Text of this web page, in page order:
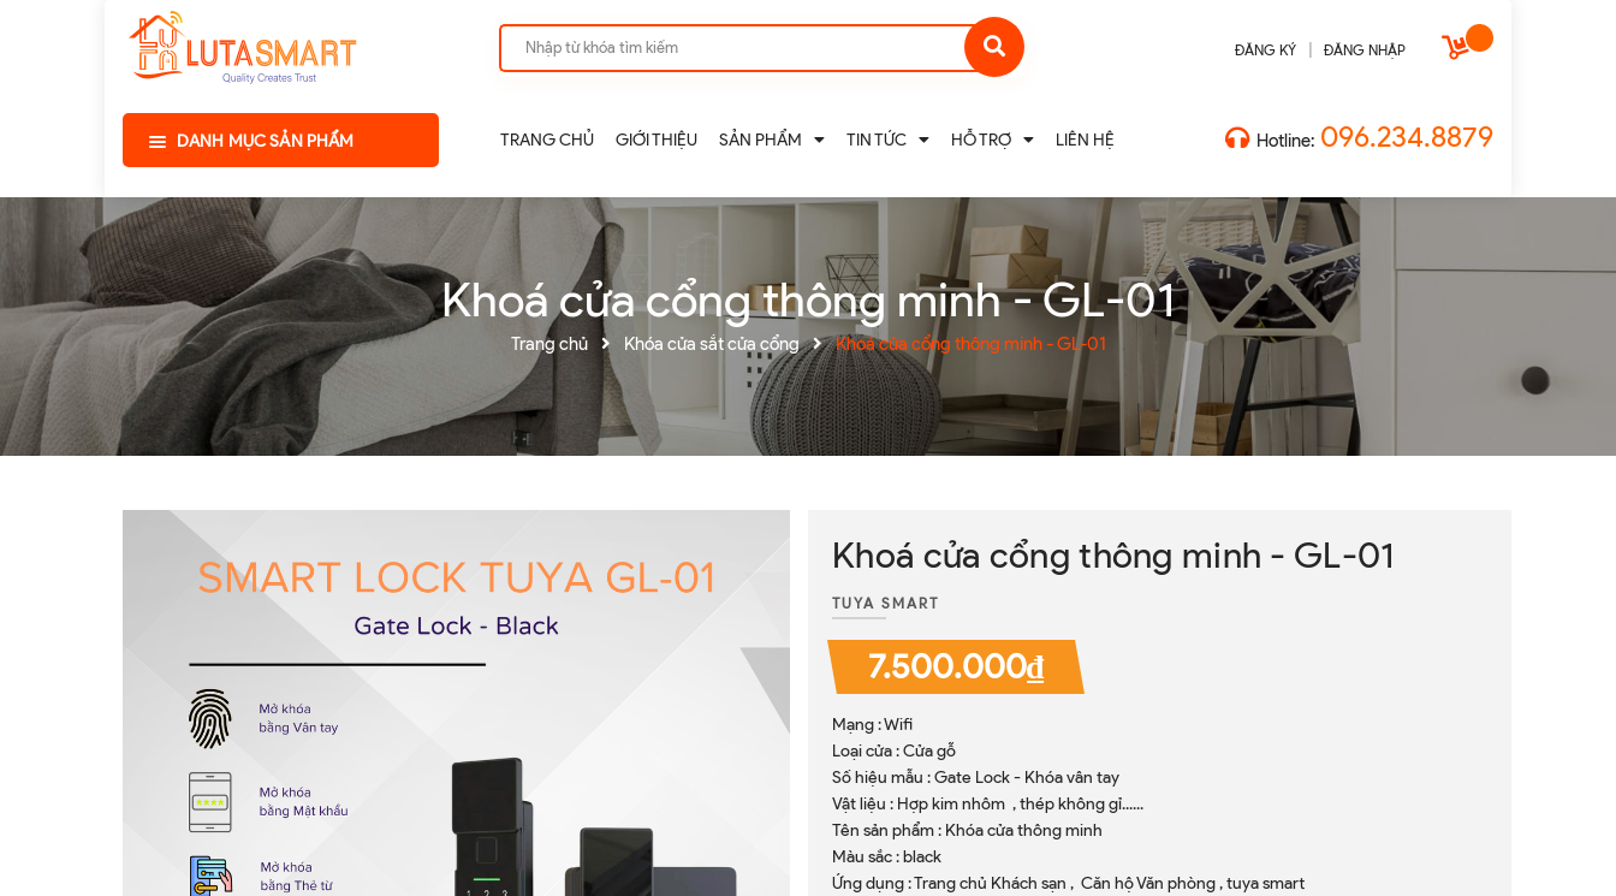
ĐĂNG KÝ ĐĂNG NHẬP
DANH MỤC SẢN PHẨM TRANG CHỦ GIỚI THIỆU SẢN PHẨM TIN TỨC HỖ TRỢ LIÊN HỆ Hotline: 096.234.8879
Khoá cửa cổng thông minh - GL-01
Trang chủ Khóa cửa sắt cửa cổng Khoá cửa cổng thông minh - GL-01
Khoá cửa cổng thông minh - GL-01
TUYA SMART
7.500.000₫
Mạng : Wifi
Loại cửa : Cửa gỗ
Số hiệu mẫu : Gate Lock - Khóa vân tay
Vật liệu : Hợp kim nhôm , thép không gỉ......
Tên sản phẩm : Khóa cửa thông minh
Màu sắc : black
Ứng dụng : Trang chủ Khách sạn , Căn hộ Văn phòng , tuya smart